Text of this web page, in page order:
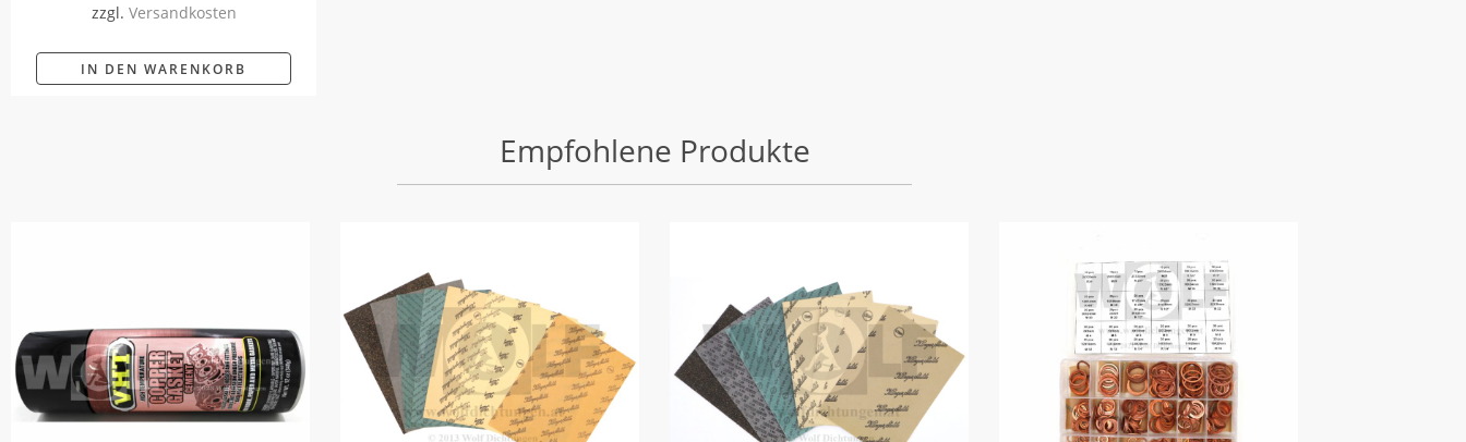
zzgl. Versandkosten
IN DEN WARENKORB
Empfohlene Produkte